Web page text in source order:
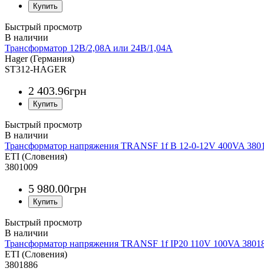
Быстрый просмотр
Трансформатор 12В/2,08A или 24В/1,04A
Hager (Германия)
ST312-HAGER
2 403.96грн
Быстрый просмотр
Трансформатор напряжения TRANSF 1f B 12-0-12V 400VA
ETI (Словения)
3801009
5 980.00грн
Быстрый просмотр
Трансформатор напряжения TRANSF 1f IP20 110V 100VA
ETI (Словения)
3801886